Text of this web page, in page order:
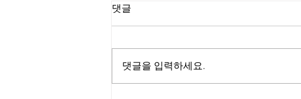
댓글
댓글을 입력하세요.